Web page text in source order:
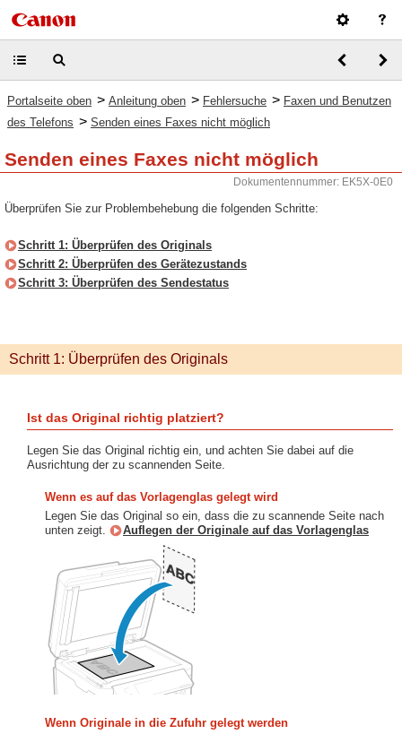
Portalseite oben > Anleitung oben > Fehlersuche > Faxen und Benutzen
des Telefons > Senden eines Faxes nicht möglich
Senden eines Faxes nicht möglich
Dokumentennummer: EK5X-0E0
Überprüfen Sie zur Problembehebung die folgenden Schritte:
Schritt 1: Überprüfen des Originals
Schritt 2: Überprüfen des Gerätezustands
Schritt 3: Überprüfen des Sendestatus
Schritt 1: Überprüfen des Originals
Ist das Original richtig platziert?
Legen Sie das Original richtig ein, und achten Sie dabei auf die
Ausrichtung der zu scannenden Seite.
Wenn es auf das Vorlagenglas gelegt wird
Legen Sie das Original so ein, dass die zu scannende Seite nach
unten zeigt.
Auflegen der Originale auf das Vorlagenglas
Wenn Originale in die Zufuhr gelegt werden